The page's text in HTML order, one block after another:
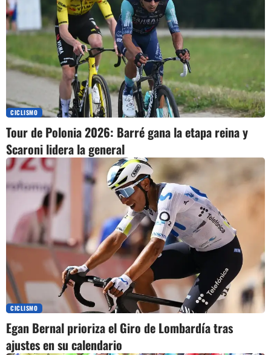
CICLISMO
Tour de Polonia 2026: Barré gana la etapa reina y
Scaroni lidera la general
CICLISMO
Egan Bernal prioriza el Giro de Lombardía tras
ajustes en su calendario